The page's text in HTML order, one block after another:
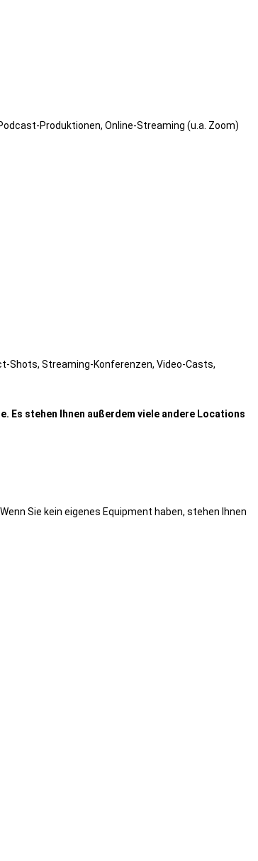
Produktionen, Online-Streaming (u.a. Zoom)
Shots, Streaming-Konferenzen, Video-Casts,
Es stehen Ihnen außerdem viele andere Locations
Sie kein eigenes Equipment haben, stehen Ihnen